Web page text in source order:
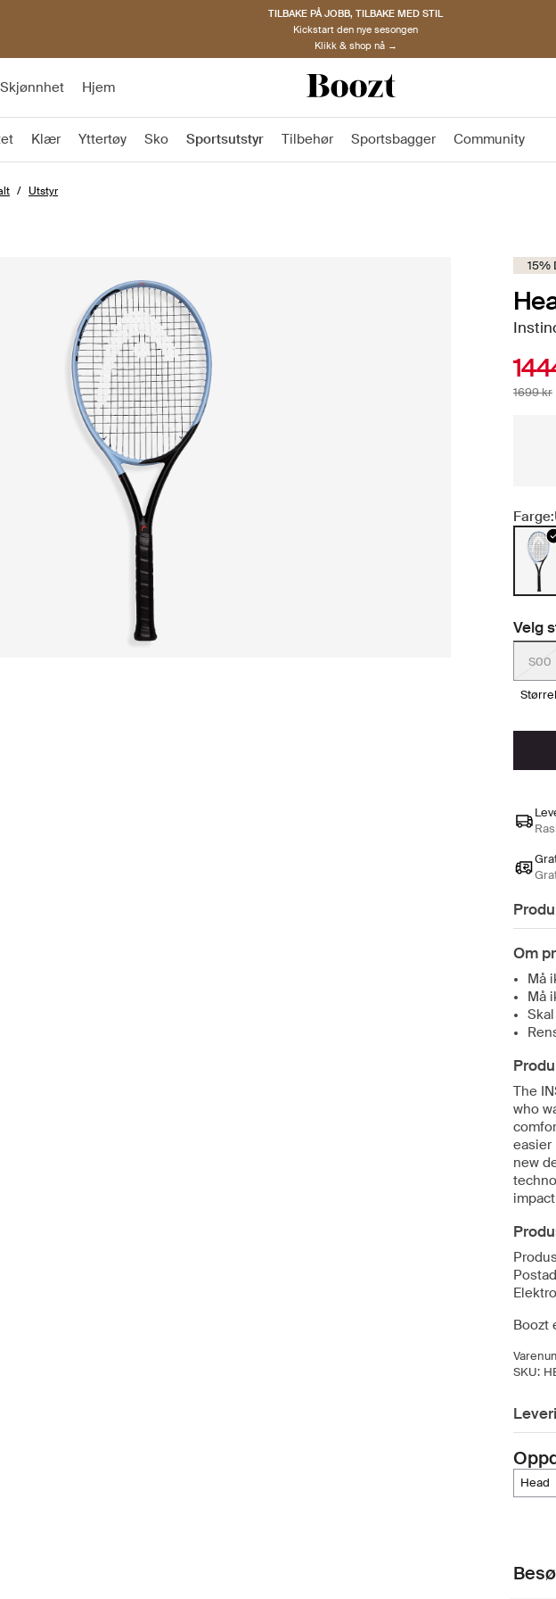
TILBAKE PÅ JOBB, TILBAKE MED STIL
Kickstart den nye sesongen
Klikk & shop nå →
Skjønnhet Hjem
Klær Yttertøy Sko Sportsutstyr Tilbehør Sportsbagger Community
Utstyr
15%
1699 kr
Farge:
Velg
S00
Om
Må
Må
The
who
easier
new
Boozt
SKU:
head